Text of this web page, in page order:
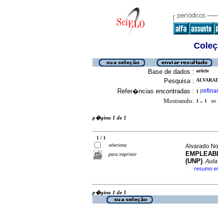
Base de dados : article
Pesquisa :
Refer�ncias encontradas : 1 [refinar
Mostrando: 1 .. 1 no
p�gina 1 de 1
1 / 1
seleciona
para imprimir
Alvarado
(UNP).
· resumo
p�gina 1 de 1